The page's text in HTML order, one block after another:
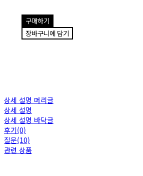
구매하기
장바구니에 담기
상세 설명 머리글
상세 설명
상세 설명 바닥글
후기(0)
질문(10)
관련 상품